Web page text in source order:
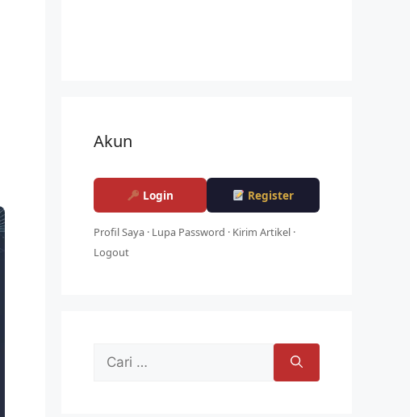
Akun
Login Register
Profil Saya · Lupa Password · Kirim Artikel ·
Logout
Cari